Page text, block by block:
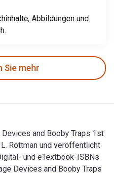
Abbildungen und
Sie mehr
and Booby Traps 1st
Rottman und veröffentlicht
und eTextbook-ISBNs
Devices and Booby Traps